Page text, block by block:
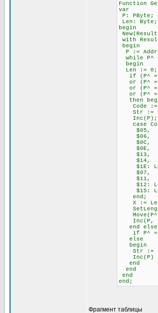
Function
var
P: PByte;
Len: Byte;
begin
with
begin
P :=
while P^
begin
Len := 0;
if (P^ =
or (P^ =
or (P^ =
or (P^ =
then
Code :=
Str := Str
Inc(P); //
case
$05,
$06,
$0C,
$0E,
$13,
$14,
$1E: Len
$07,
$11,
$12: Len
$15: Len
end;
X :=
Inc(P,
end else
if P^ =
else
begin
Str := Str
Inc(P)
end
end
end
end;
Фрагмент таблицы